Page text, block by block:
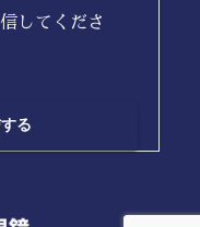
してくださ